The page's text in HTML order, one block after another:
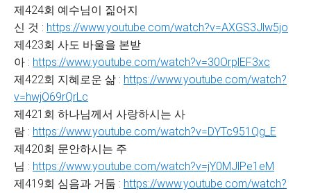
제424회 예수님이 짊어지
신 것 : https://www.youtube.com/watch?v=AXGS3Jlw5jo
제423회 사도 바울을 본받
아 : https://www.youtube.com/watch?v=30OrplEF3xc
제422회 지혜로운 삶 : https://www.youtube.com/watch?
v=hwjO69rQrLc
제421회 하나님께서 사랑하시는 사
람 : https://www.youtube.com/watch?v=DYTc951Qg_E
제420회 문안하시는 주
님 : https://www.youtube.com/watch?v=jY0MJlPe1eM
제419회 심음과 거둠 : https://www.youtube.com/watch?